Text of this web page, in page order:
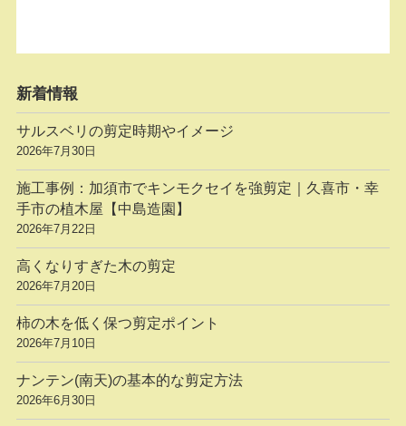
新着情報
サルスベリの剪定時期やイメージ
2026年7月30日
施工事例：加須市でキンモクセイを強剪定｜久喜市・幸
手市の植木屋【中島造園】
2026年7月22日
高くなりすぎた木の剪定
2026年7月20日
柿の木を低く保つ剪定ポイント
2026年7月10日
ナンテン(南天)の基本的な剪定方法
2026年6月30日